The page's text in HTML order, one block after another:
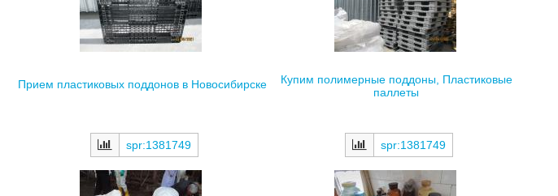
Прием пластиковых поддонов в Новосибирске
spr:1381749
Купим полимерные поддоны, Пластиковые
паллеты
spr:1381749